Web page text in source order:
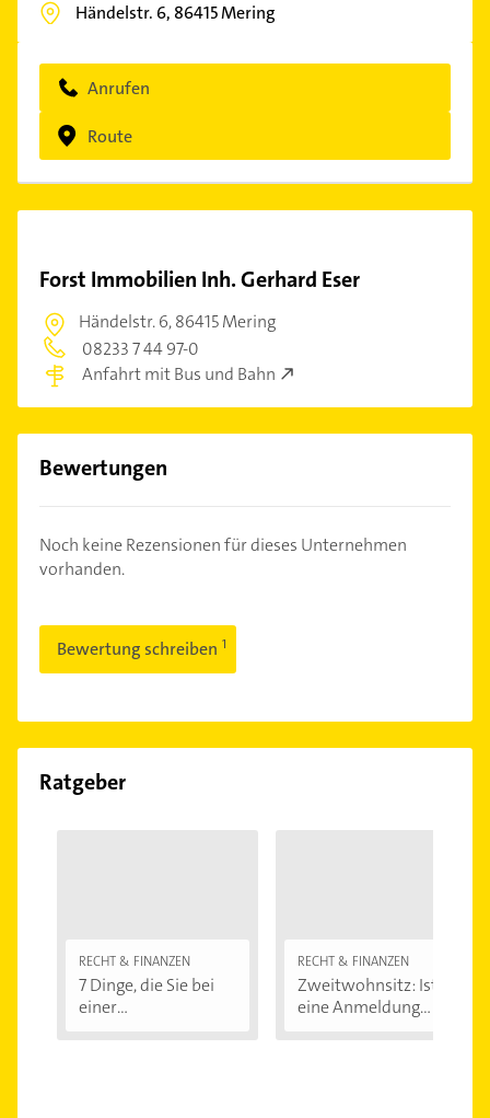
Händelstr. 6, 86415Mering
Anrufen
Route
Forst Immobilien Inh. Gerhard Eser
Händelstr. 6,86415 Mering
08233 7 44 97-0
Anfahrt mit Bus und Bahn
Bewertungen
Noch keine Rezensionen für dieses Unternehmen
vorhanden.
Bewertung schreiben
Ratgeber
RECHT & FINANZEN
7 Dinge, die Sie bei
einer
RECHT & FINANZEN
Zweitwohnsitz: Ist
eine Anmeldung...